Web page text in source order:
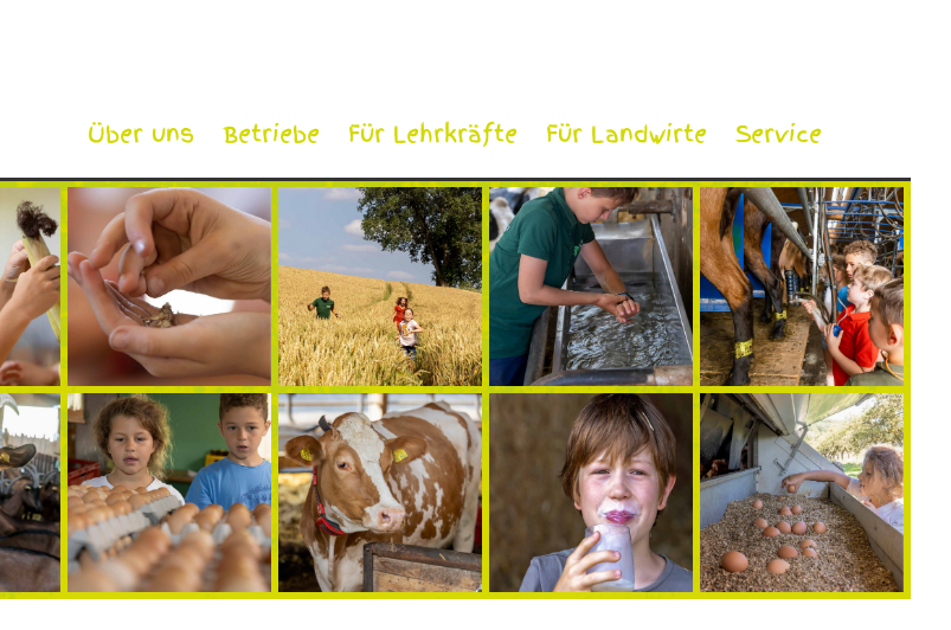
Über uns Betriebe Für Lehrkräfte Für Landwirte Service